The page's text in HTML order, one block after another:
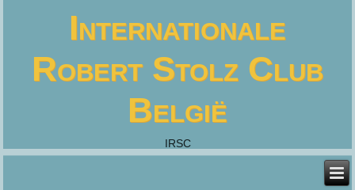
Internationale
Robert Stolz Club
België
IRSC